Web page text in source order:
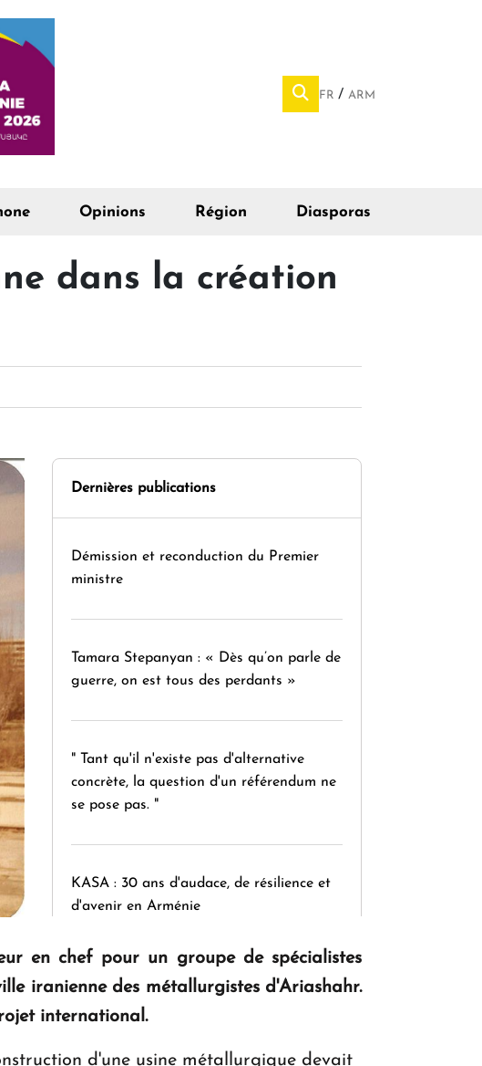
FR ARM
Opinions Région Diasporas
dans la création
Dernières publications
Démission et reconduction du Premier
ministre
Tamara Stepanyan : « Dès qu’on parle de
guerre, on est tous des perdants »
" Tant qu'il n'existe pas d'alternative
concrète, la question d'un référendum ne
se pose pas. "
KASA : 30 ans d'audace, de résilience et
d'avenir en Arménie
Le premier hôtel Hyatt Regency
d'Arménie ouvrira ses portes à Dilijan
en chef pour un groupe de spécialistes
iranienne des métallurgistes d'Ariashahr.
international.
d'une usine métallurgique devait